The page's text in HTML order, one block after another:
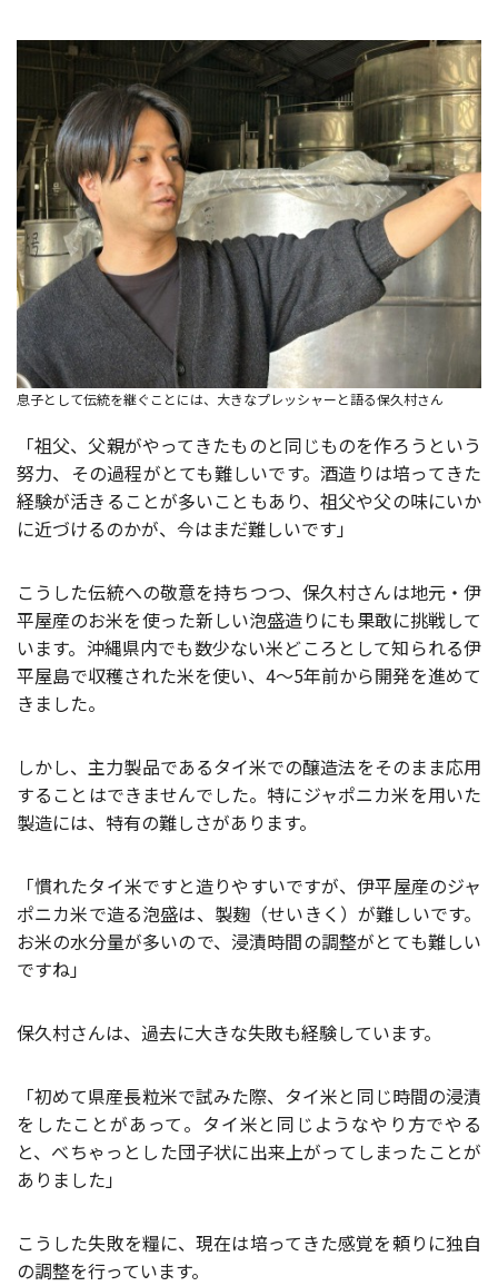
息子として伝統を継ぐことには、大きなプレッシャーと語る保久村さん
「祖父、父親がやってきたものと同じものを作ろうという
努力、その過程がとても難しいです。酒造りは培ってきた
経験が活きることが多いこともあり、祖父や父の味にいか
に近づけるのかが、今はまだ難しいです」
こうした伝統への敬意を持ちつつ、保久村さんは地元・伊
平屋産のお米を使った新しい泡盛造りにも果敢に挑戦して
います。沖縄県内でも数少ない米どころとして知られる伊
平屋島で収穫された米を使い、4〜5年前から開発を進めて
きました。
しかし、主力製品であるタイ米での醸造法をそのまま応用
することはできませんでした。特にジャポニカ米を用いた
製造には、特有の難しさがあります。
「慣れたタイ米ですと造りやすいですが、伊平屋産のジャ
ポニカ米で造る泡盛は、製麹（せいきく）が難しいです。
お米の水分量が多いので、浸漬時間の調整がとても難しい
ですね」
保久村さんは、過去に大きな失敗も経験しています。
「初めて県産長粒米で試みた際、タイ米と同じ時間の浸漬
をしたことがあって。タイ米と同じようなやり方でやる
と、べちゃっとした団子状に出来上がってしまったことが
ありました」
こうした失敗を糧に、現在は培ってきた感覚を頼りに独自
の調整を行っています。